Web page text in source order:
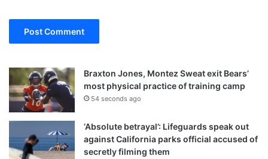
Braxton Jones, Montez Sweat exit Bears’
most physical practice of training camp
54 seconds ago
‘Absolute betrayal’: Lifeguards speak out
against California parks official accused of
secretly filming them